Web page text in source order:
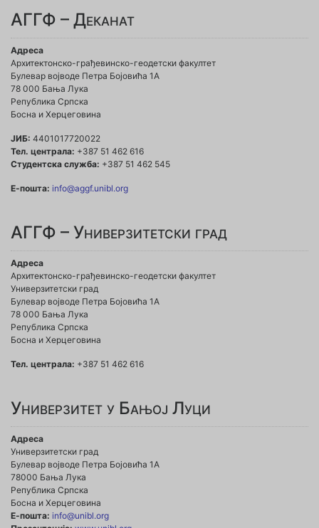
АГГФ – Деканат
Адреса
Архитектонско-грађевинско-геодетски факултет
Булевар војводе Петра Бојовића 1A
78 000 Бања Лука
Република Српска
Босна и Херцеговина
ЈИБ: 4401017720022
Тел. централа: +387 51 462 616
Студентска служба: +387 51 462 545
Е-пошта: info@aggf.unibl.org
АГГФ – Универзитетски град
Адреса
Архитектонско-грађевинско-геодетски факултет
Универзитетски град
Булевар војводе Петра Бојовића 1A
78 000 Бања Лука
Република Српска
Босна и Херцеговина
Тел. централа: +387 51 462 616
Универзитет у Бањој Луци
Адреса
Универзитетски град
Булевар војводе Петра Бојовића 1А
78000 Бања Лука
Република Српска
Босна и Херцеговина
Е-пошта: info@unibl.org